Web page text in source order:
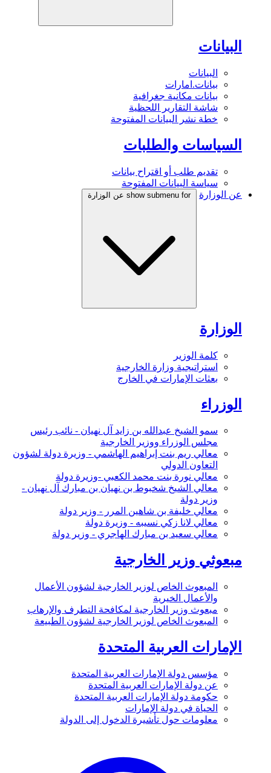
البيانات
البيانات
بيانات.امارات
بيانات مكانية جغرافية
شاشة التقارير اللحظية
خطة نشر البيانات المفتوحة
السياسات والطلبات
تقديم طلب أو اقتراح بيانات
سياسة البيانات المفتوحة
عن الوزارة
show submenu for عن الوزارة
الوزارة
كلمة الوزير
استراتيجية وزارة الخارجية
بعثات الإمارات في الخارج
الوزراء
سمو الشيخ عبدالله بن زايد آل نهيان - نائب رئيس
مجلس الوزراء ووزير الخارجية
معالي ريم بنت إبراهيم الهاشمي - وزيرة دولة لشؤون
التعاون الدولي
معالي نورة بنت محمد الكعبي -وزيرة دولة
معالي الشيخ شخبوط بن نهيان بن مبارك آل نهيان -
وزير دولة
معالي خليفة بن شاهين المرر - وزير دولة
معالي لانا زكي نسيبه - وزيرة دولة
معالي سعيد بن مبارك الهاجري - وزير دولة
مبعوثي وزير الخارجية
المبعوث الخاص لوزير الخارجية لشؤون الأعمال
والأعمال الخيرية
مبعوث وزير الخارجية لمكافحة التطرف والإرهاب
المبعوث الخاص لوزير الخارجية لشؤون الطبيعة
الإمارات العربية المتحدة
مؤسس دولة الإمارات العربية المتحدة
عن دولة الإمارات العربية المتحدة
حكومة دولة الإمارات العربية المتحدة
الحياة في دولة الإمارات
معلومات حول تأشيرة الدخول إلى الدولة